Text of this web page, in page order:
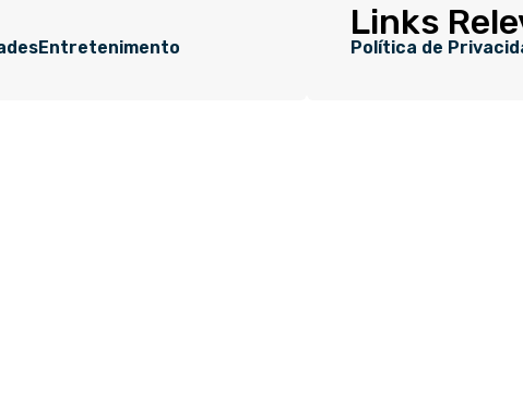
Entretenimento
Links
Política de